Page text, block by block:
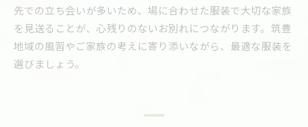
先での立ち会いが多いため、場に合わせた服装で大切な家族
を見送ることが、心残りのないお別れにつながります。筑豊
地域の風習やご家族の考えに寄り添いながら、最適な服装を
選びましょう。